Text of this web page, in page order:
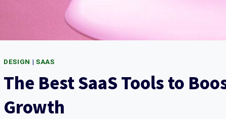
DESIGN | SAAS
The Best SaaS Tools to
Growth